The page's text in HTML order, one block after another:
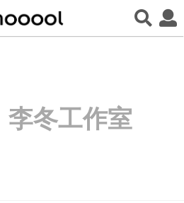
李冬工作室